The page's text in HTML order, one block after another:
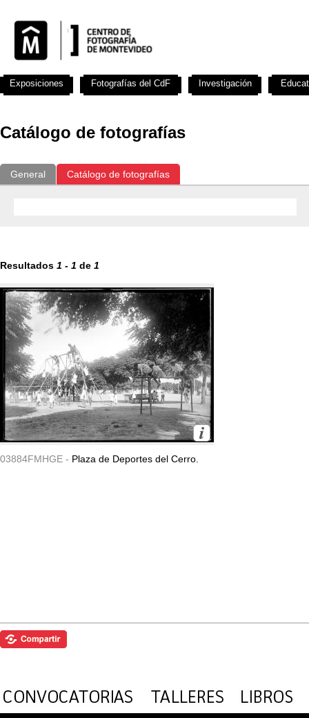
Catálogo de fotografías
General Catálogo de fotografías
Resultados 1 - 1 de 1
03884FMHGE - Plaza de Deportes del Cerro.
Exposiciones Fotografías del CdF Investigación